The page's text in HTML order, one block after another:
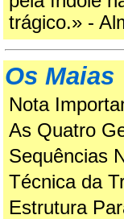
trágico.» -
Os Maias
Nota
As Quatro
Sequências
Técnica da
Estrutura